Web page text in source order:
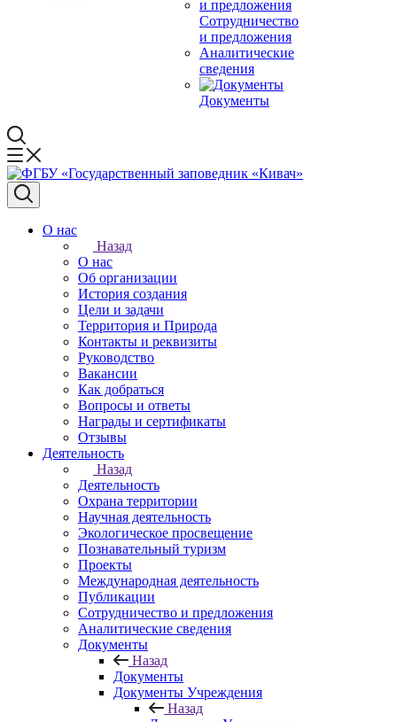
Сотрудничество
и предложения
Аналитические
сведения
Документы
О нас
Назад
О нас
Об организации
История создания
Цели и задачи
Территория и Природа
Контакты и реквизиты
Руководство
Вакансии
Как добраться
Вопросы и ответы
Награды и сертификаты
Отзывы
Деятельность
Назад
Деятельность
Охрана территории
Научная деятельность
Экологическое просвещение
Познавательный туризм
Проекты
Международная деятельность
Публикации
Сотрудничество и предложения
Аналитические сведения
Документы
Назад
Документы
Документы Учреждения
Назад